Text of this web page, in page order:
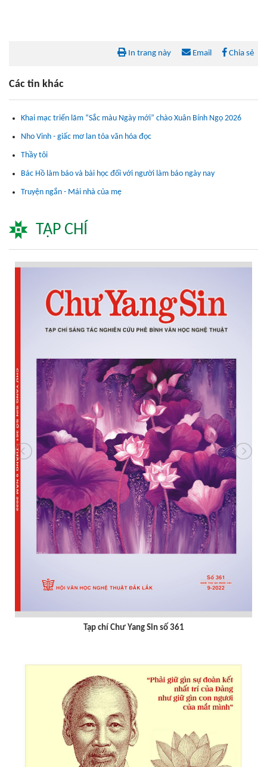
In trang này Email Chia sẻ
Các tin khác
Khai mạc triển lãm “Sắc màu Ngày mới” chào Xuân Bính Ngọ 2026
Nho Vinh - giấc mơ lan tỏa văn hóa đọc
Thầy tôi
Bác Hồ làm báo và bài học đối với người làm báo ngày nay
Truyện ngắn - Mái nhà của mẹ
TẠP CHÍ
Tạp chí Chư Yang Sin số 361